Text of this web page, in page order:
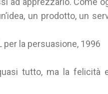
un prodotto, un
per la persuasione, 1996
tutto, ma la felicità